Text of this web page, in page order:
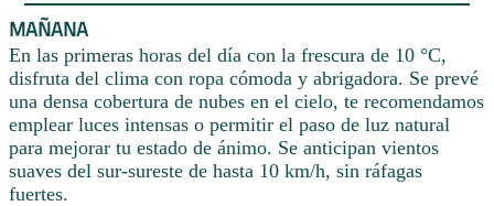
MAÑANA
En las primeras horas del día con la frescura de 10 °C,
disfruta del clima con ropa cómoda y abrigadora. Se prevé
una densa cobertura de nubes en el cielo, te recomendamos
emplear luces intensas o permitir el paso de luz natural
para mejorar tu estado de ánimo. Se anticipan vientos
suaves del sur-sureste de hasta 10 km/h, sin ráfagas
fuertes.